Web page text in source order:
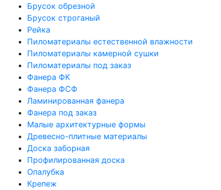
Брусок обрезной
Брусок строганый
Рейка
Пиломатериалы естественной влажности
Пиломатериалы камерной сушки
Пиломатериалы под заказ
Фанера ФК
Фанера ФСФ
Ламинированная фанера
Фанера под заказ
Малые архитектурные формы
Древесно-плитные материалы
Доска заборная
Профилированная доска
Опалубка
Крепеж